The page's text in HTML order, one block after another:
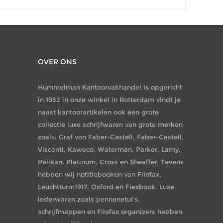
OVER ONS
Hummelman Kantoorvakhandel is opgericht
in 1932 in onze winkel in Rotterdam vindt je
naast kantoorartikelen ook een grote
collectie luxe schrijfwaren van grote merken
zoals: Graf von Faber-Castell, Faber-Castell,
Visconti, Kaweco, Waterman, Parker, Lamy,
Pelikan, Platinum, Cross en Sheaffer. Tevens
hebben wij notitieboeken van Filofax,
Leuchtturm1917, Oxford en Flexbook. Luxe
lederwaren zoals pennenetui's,
schrijfmappen en Filofax organizers hebben